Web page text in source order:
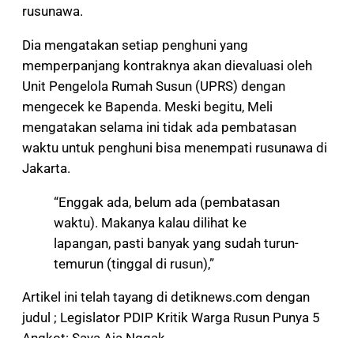
rusunawa.
Dia mengatakan setiap penghuni yang
memperpanjang kontraknya akan dievaluasi oleh
Unit Pengelola Rumah Susun (UPRS) dengan
mengecek ke Bapenda. Meski begitu, Meli
mengatakan selama ini tidak ada pembatasan
waktu untuk penghuni bisa menempati rusunawa di
Jakarta.
“Enggak ada, belum ada (pembatasan
waktu). Makanya kalau dilihat ke
lapangan, pasti banyak yang sudah turun-
temurun (tinggal di rusun),”
Artikel ini telah tayang di detiknews.com dengan
judul ; Legislator PDIP Kritik Warga Rusun Punya 5